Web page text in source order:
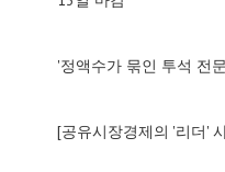
'정액수가 묶인 투석 전
[공유시장경제의 '리더'